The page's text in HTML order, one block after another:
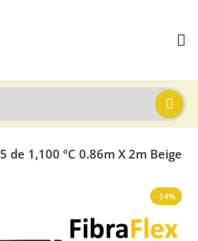
1,100 ºC 0.86m X 2m Beige
-14%